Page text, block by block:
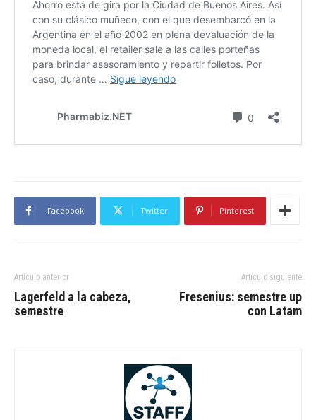
Facebook Twitter Pinterest
Artículo anterior
Lagerfeld a la cabeza,
semestre
Artículo siguiente
Fresenius: semestre up
con Latam